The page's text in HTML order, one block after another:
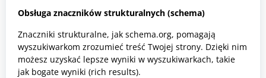
Obsługa znaczników strukturalnych (schema)
Znaczniki strukturalne, jak schema.org, pomagają
wyszukiwarkom zrozumieć treść Twojej strony. Dzięki nim
możesz uzyskać lepsze wyniki w wyszukiwarkach, takie
jak bogate wyniki (rich results).